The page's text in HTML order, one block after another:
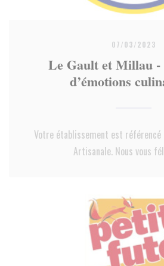
07/03/2023
Le Gault et Millau -
d’émotions
Votre établissement est référencé
Artisanale. Nous vous